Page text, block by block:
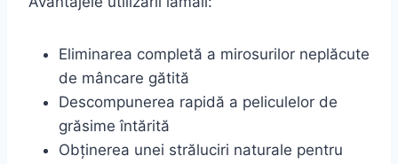
Eliminarea completă a mirosurilor neplăcute
de mâncare gătită
Descompunerea rapidă a peliculelor de
grăsime întărită
Obținerea unei străluciri naturale pentru